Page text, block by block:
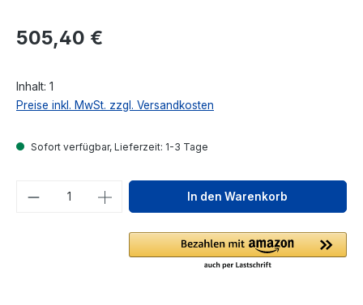
Regulärer Preis:
505,40 €
Inhalt: 1
Preise inkl. MwSt. zzgl. Versandkosten
Sofort verfügbar, Lieferzeit: 1-3 Tage
Produkt Anzahl: Gib denIn den Warenkorb